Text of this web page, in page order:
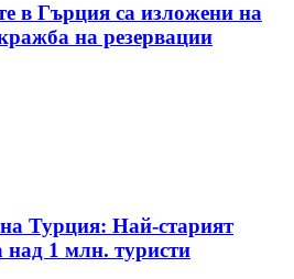
в Гърция са изложени на
на резервации
Турция: Най-старият
над 1 млн. туристи